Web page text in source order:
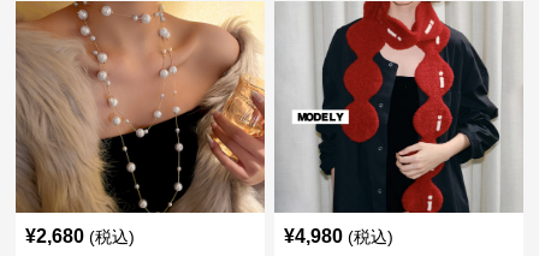
¥2,680 (税込) ¥4,980 (税込)